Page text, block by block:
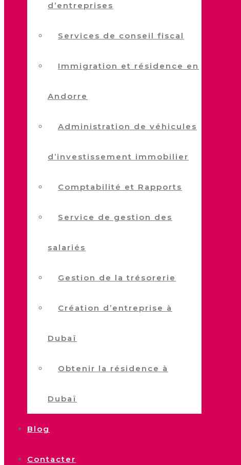
d’entreprises
Services de conseil fiscal
Immigration et résidence en
Andorre
Administration de véhicules
d’investissement immobilier
Comptabilité et Rapports
Service de gestion des
salariés
Gestion de la trésorerie
Création d’entreprise à
Dubaï
Obtenir la résidence à
Dubaï
Blog
Contacter